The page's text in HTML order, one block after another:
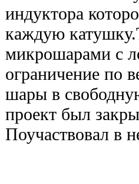
индуктора
каждую
микрошарами с
ограничение по
шары в
проект был
Поучаствовал в